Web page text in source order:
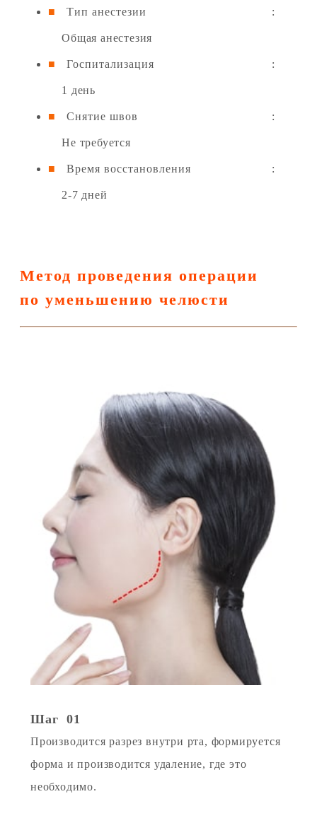
Тип анестезии :
Общая анестезия
Госпитализация :
1 день
Снятие швов :
Не требуется
Время восстановления :
2-7 дней
Метод проведения операции
по уменьшению челюсти
Шаг 01
Производится разрез внутри рта, формируется
форма и производится удаление, где это
необходимо.